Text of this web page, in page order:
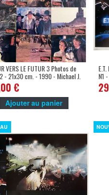
VERS LE FUTUR 3 Photos de
- 21x30 cm. - 1990 - Michael J.
Zemeckis
€
Ajouter au panier
N1